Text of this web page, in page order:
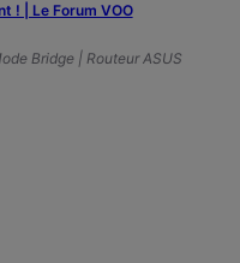
! | Le Forum VOO
Bridge | Routeur ASUS